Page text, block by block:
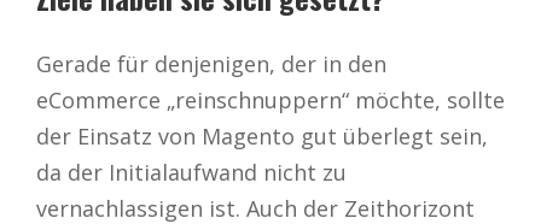
Gerade für denjenigen, der in den
eCommerce „reinschnuppern“ möchte, sollte
der Einsatz von Magento gut überlegt sein,
da der Initialaufwand nicht zu
vernachlassigen ist. Auch der Zeithorizont